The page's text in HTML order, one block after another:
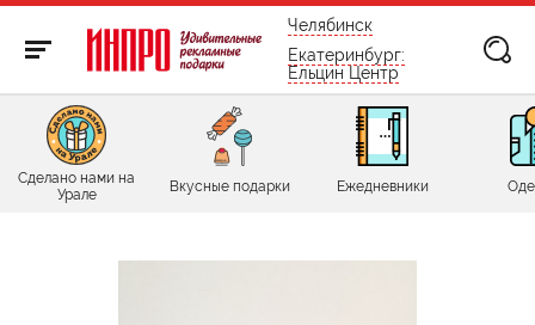
бесплатно по России
Челябинск
Екатеринбург:
Ельцин Центр
Сделано нами на
Урале
Вкусные подарки Ежедневники